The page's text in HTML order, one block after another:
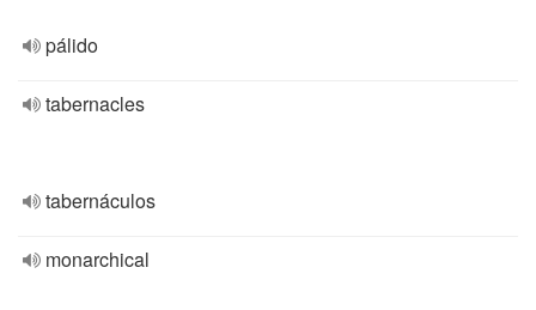
pálido
tabernacles
tabernáculos
monarchical